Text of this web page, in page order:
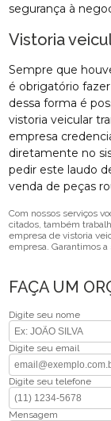
segurança à
Vistoria
Sempre que
é obrigatório
dessa forma é
vistoria veicular
empresa
diretamente no
pedir este laudo
venda de peças
Com nossos serviços
citados, também
empresa de vistoria
empresa. Garantimos a
FAÇA UM
Digite seu nome
Digite seu email
Digite seu telefone
Mensagem